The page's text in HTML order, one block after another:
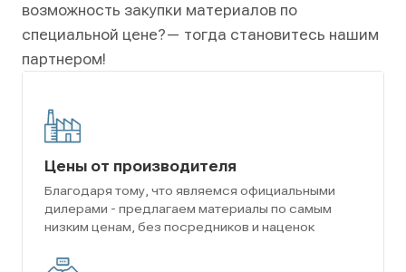
возможность закупки материалов по
специальной цене?— тогда становитесь нашим
партнером!
Цены от производителя
Благодаря тому, что являемся официальными
дилерами - предлагаем материалы по самым
низким ценам, без посредников и наценок